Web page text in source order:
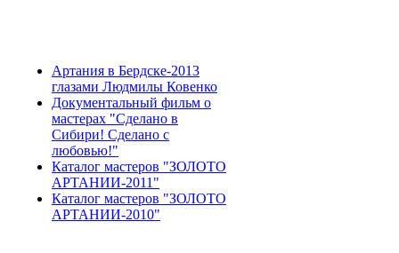
Артания в Бердске-2013
глазами Людмилы Ковенко
Документальный фильм о
мастерах "Сделано в
Сибири! Сделано с
любовью!"
Каталог мастеров "ЗОЛОТО
АРТАНИИ-2011"
Каталог мастеров "ЗОЛОТО
АРТАНИИ-2010"